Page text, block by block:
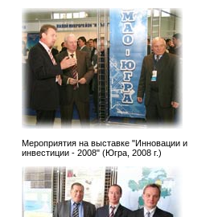
Мероприятия на выставке "Инновации и
инвестиции - 2008" (Югра, 2008 г.)